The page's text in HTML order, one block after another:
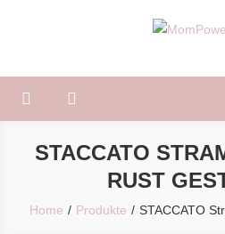
STACCATO
RUST
Home Produkte STACCATO